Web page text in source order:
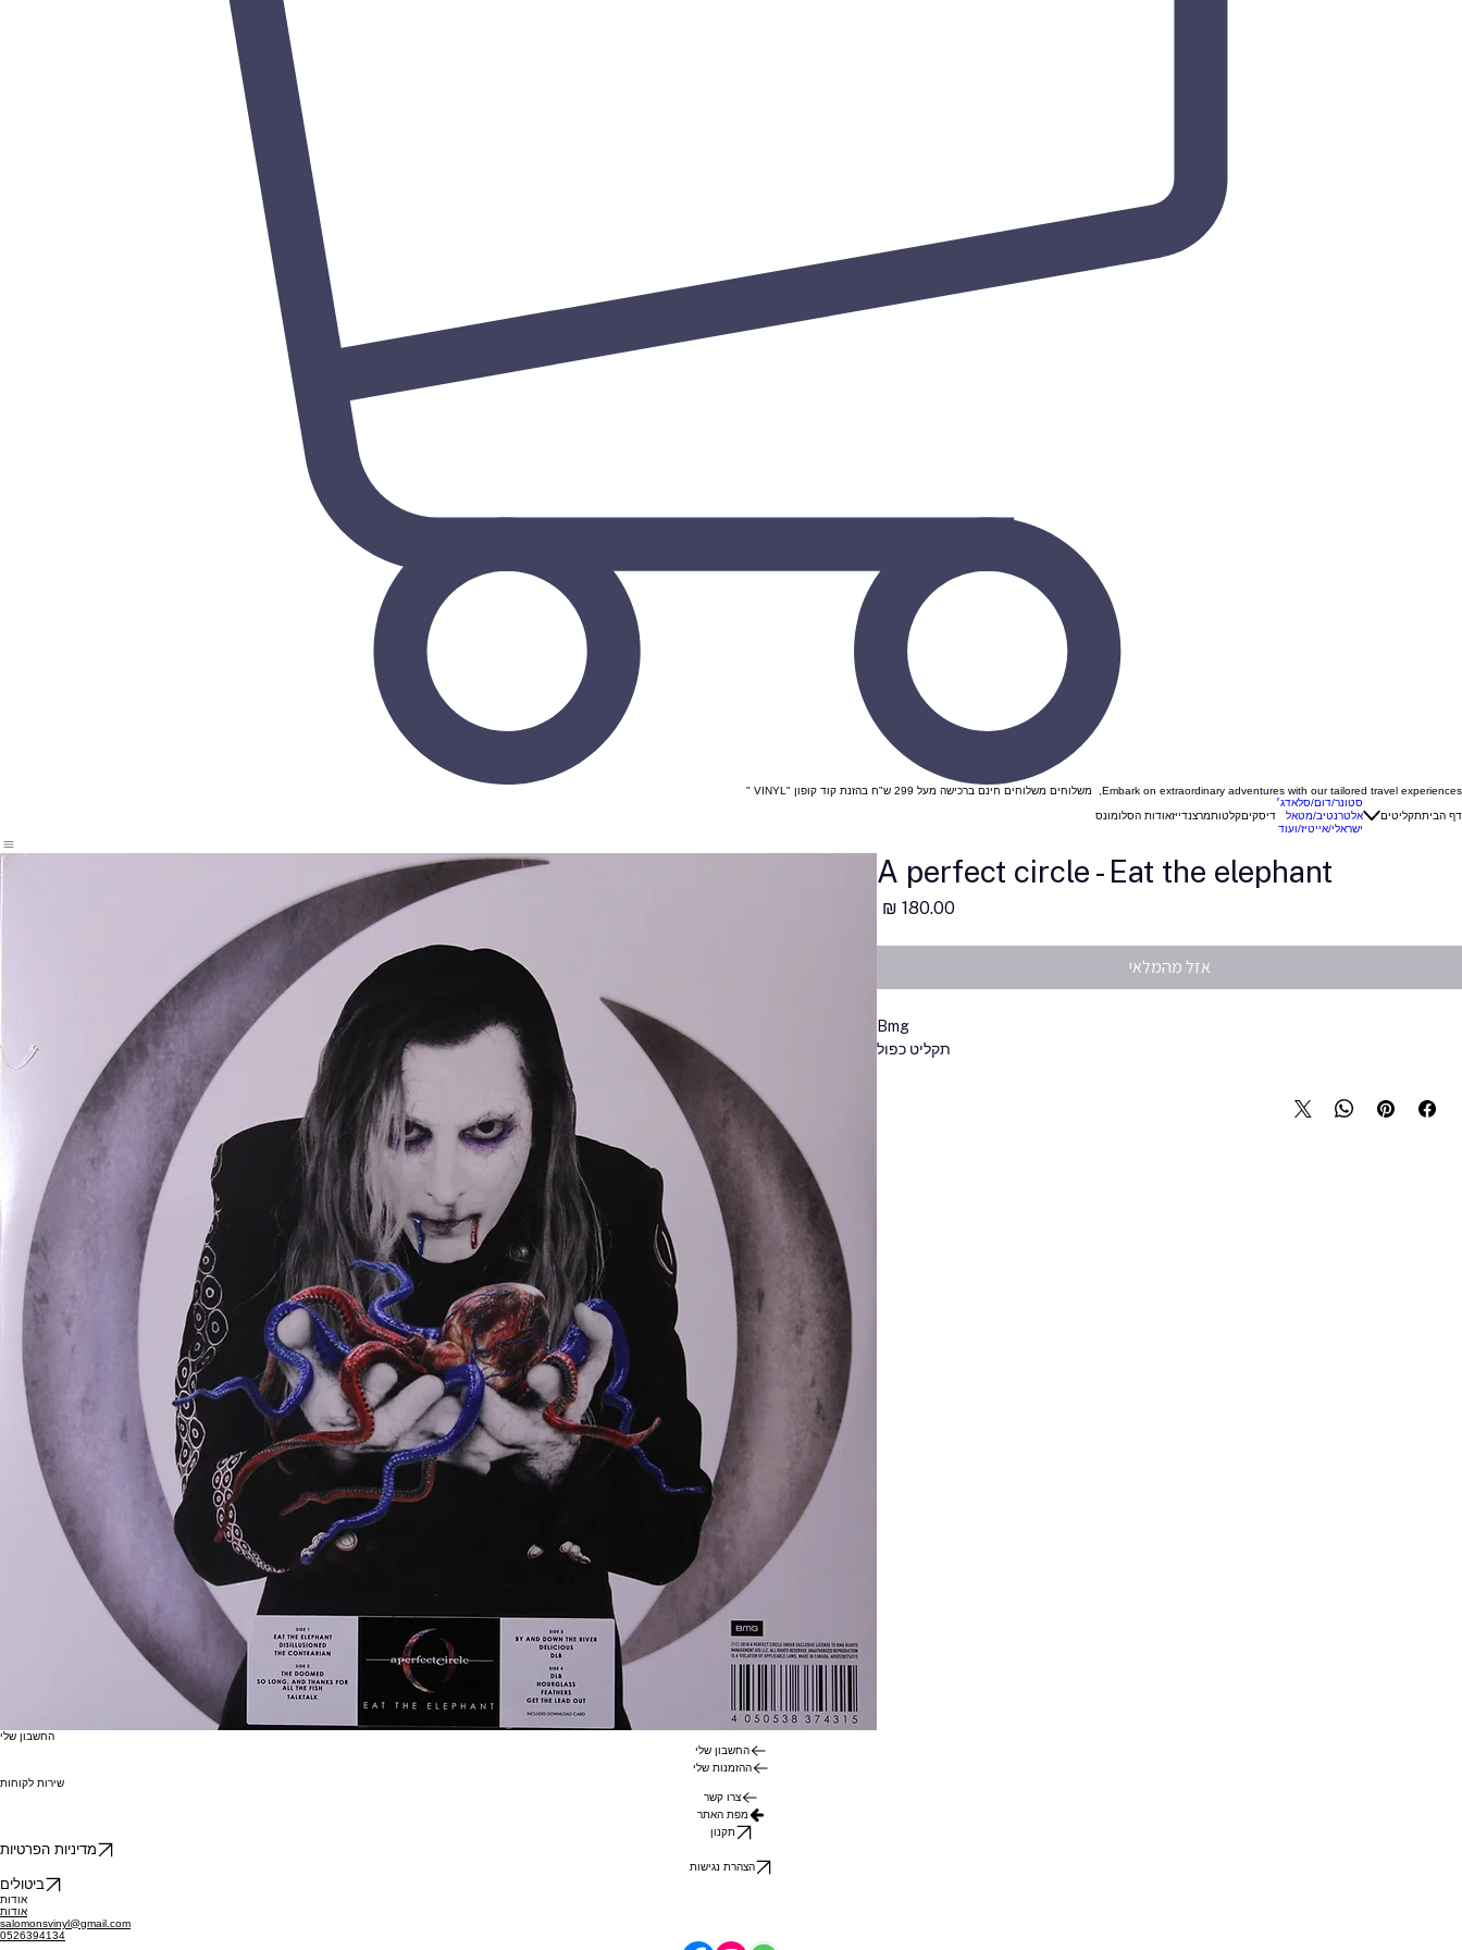
Embark on extraordinary adventures with our tailored travel experiences, משלוחים משלוחים חינם ברכישה מעל 299 ש"ח בהזנת קוד קופון "VINYL "
דף הביתתקליטים
סטונר/דום/סלאדג׳
אלטרנטיב/מטאל
ישראלי/אייטיז/ועוד
דיסקיםקלטותמרצנדייזאודות הסלומונס
A perfect circle - Eat the elephant
מחיר
אזל מהמלאי
Bmg
תקליט כפול
החשבון שלי
החשבון שלי
ההזמנות שלי
שירות לקוחות
צרו קשר
מפת האתר
תקנון
מדיניות הפרטיות
הצהרת נגישות
ביטולים
אודות
אודות
salomonsvinyl@gmail.com
0526394134